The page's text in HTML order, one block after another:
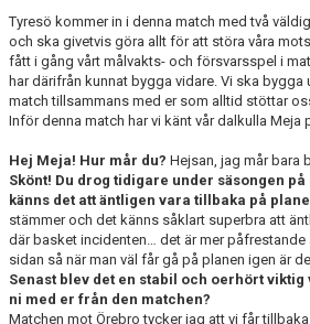
Tyresö kommer in i denna match med två
och ska givetvis göra allt för att störa våra
fått i gång vårt målvakts- och försvarsspel i
har därifrån kunnat bygga vidare. Vi ska bygga
match tillsammans med er som alltid stöttar
Inför denna match har vi känt vår dalkulla Meja
Hej Meja! Hur mår du? Hejsan, jag mår bara
Skönt! Du drog tidigare under säsongen
känns det att äntligen vara tillbaka på
stämmer och det känns såklart superbra att
där basket incidenten… det är mer påfrestande
sidan så när man väl får gå på planen igen är
Senast blev det en stabil och oerhört viktig
ni med er från den matchen?
Matchen mot Örebro tycker jag att vi får